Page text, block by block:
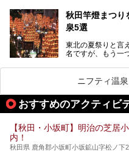
こだわりを持つ施
今回はそんな今話
ススメ温泉・銭湯
秋田竿燈まつり
泉5選
東北の夏祭りと言
名ですが、もう一
毎年8月3日から6
さんの提灯をぶら
け声にあわせて秋
竿燈の数は230本
み出す温泉がたく
ニフティ温
おすすめのアクティビ
【秋田・小坂町】明治の芝居
内！
秋田県 鹿角郡小坂町小坂鉱山字松ノ下2